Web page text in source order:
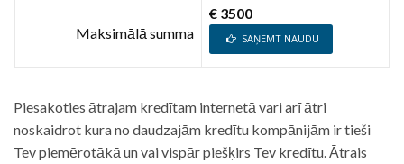
Maksimālā summa
€ 3500
SAŅEMT NAUDU
Piesakoties ātrajam kredītam internetā vari arī ātri
noskaidrot kura no daudzajām kredītu kompānijām ir tieši
Tev piemērotākā un vai vispār piešķirs Tev kredītu. Ātrais